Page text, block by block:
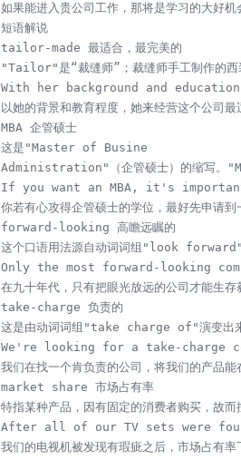
如果能进入贵公司工作，那将是学习的大好
短语解说
tailor-made 最适合，最完美的
"Tailor"是“裁缝师”；裁缝师手工制作的西
With her background and
以她的背景和教育程度，她来经营这个公司最
MBA 企管硕士
这是"Master of Busine
Administration"（企管硕士）的缩写。
If you want an MBA, it's
你若有心攻得企管硕士的学位，最好先申请到
forward-looking 高瞻远瞩的
这个口语用法源自动词词组"look
Only the most forward-looking
在九十年代，只有把眼光放远的公司才能生存
take-charge 负责的
这是由动词词组"take charge of"演变出来
We're looking for a take-charge
我们在找一个肯负责的公司，将我们的产品能
market share 市场占有率
特指某种产品，因有固定的消费者购买，故
After all of our TV sets were
我们的电视机被发现有瑕疵之后，市场占有率